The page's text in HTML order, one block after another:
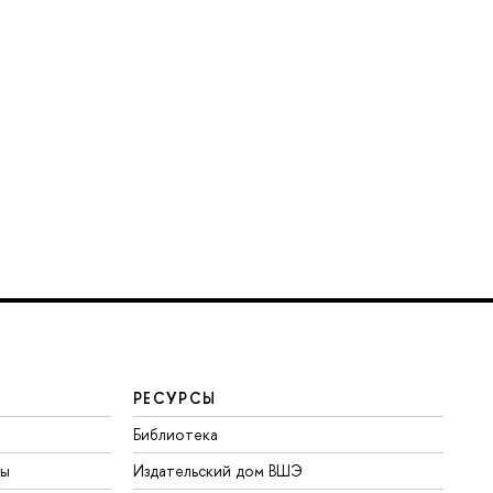
РЕСУРСЫ
Библиотека
Издательский дом ВШЭ